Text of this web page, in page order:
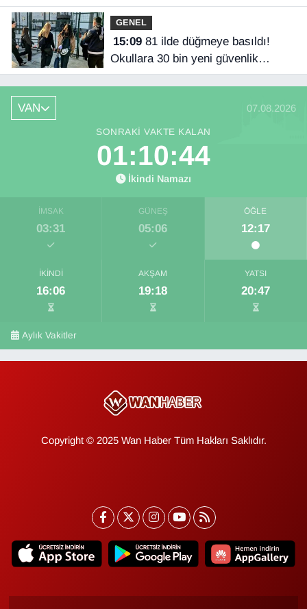
GENEL
15:0981 ilde düğmeye basıldı!
Okullara 30 bin yeni güvenlik
görevlisi
VAN 07.08.2026
SONRAKI VAKTE KALAN
01:10:44
İkindi Namazı
İMSAK
03:31
GÜNEŞ
05:06
ÖĞLE
12:17
İKINDI
16:06
AKŞAM
19:18
YATSI
20:47
Aylık Vakitler
Copyright © 2025 Wan Haber Tüm Hakları Saklıdır.